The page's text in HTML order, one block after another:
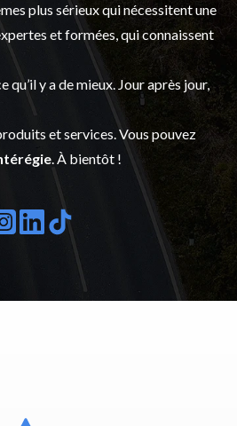
plus sérieux qui nécessitent une
et formées, qui connaissent
y a de mieux. Jour après jour,
et services. Vous pouvez
. À bientôt !